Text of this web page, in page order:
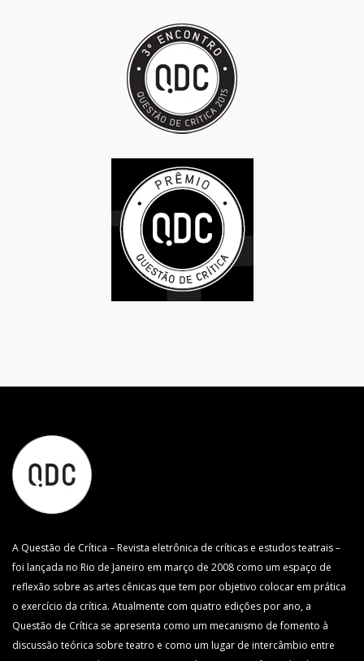
A Questão de Crítica – Revista eletrônica de críticas e estudos teatrais –
foi lançada no Rio de Janeiro em março de 2008 como um espaço de
reflexão sobre as artes cênicas que tem por objetivo colocar em prática
o exercício da crítica. Atualmente com quatro edições por ano, a
Questão de Crítica se apresenta como um mecanismo de fomento à
discussão teórica sobre teatro e como um lugar de intercâmbio entre